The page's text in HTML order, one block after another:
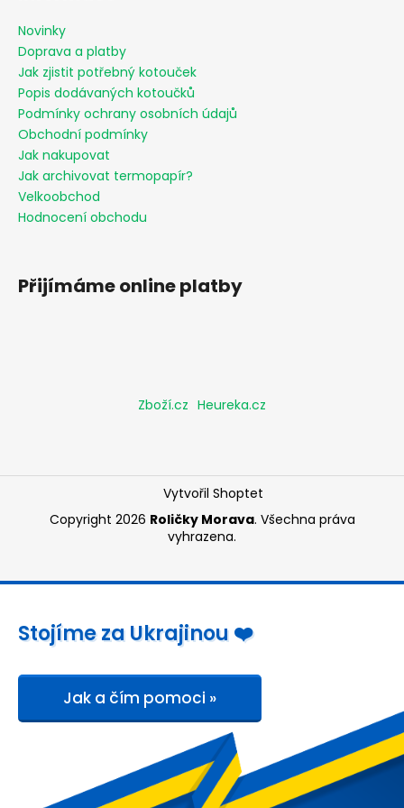
Novinky
Doprava a platby
Jak zjistit potřebný kotouček
Popis dodávaných kotoučků
Podmínky ochrany osobních údajů
Obchodní podmínky
Jak nakupovat
Jak archivovat termopapír?
Velkoobchod
Hodnocení obchodu
Přijímáme online platby
Zboží.cz Heureka.cz
Vytvořil Shoptet
Copyright 2026 Roličky Morava. Všechna práva
vyhrazena.
Stojíme za Ukrajinou ❤️
Jak a čím pomoci »